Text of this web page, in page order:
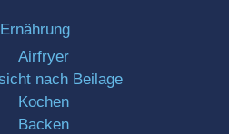
Ernährung
Airfryer
nach Beilage
Kochen
Backen